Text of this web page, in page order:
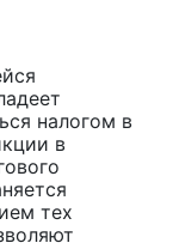
налогом в
в
тех